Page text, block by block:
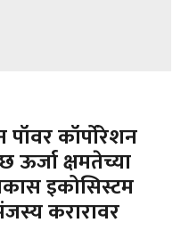
पॉवर कॉर्पोरेशन
ऊर्जा क्षमतेच्या
इकोसिस्टम
करारावर